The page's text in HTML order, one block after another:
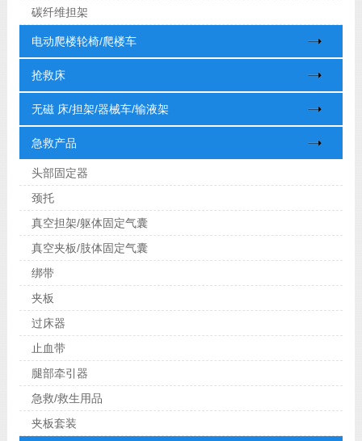
碳纤维担架
电动爬楼轮椅/爬楼车
抢救床
无磁 床/担架/器械车/输液架
急救产品
头部固定器
颈托
真空担架/躯体固定气囊
真空夹板/肢体固定气囊
绑带
夹板
过床器
止血带
腿部牵引器
急救/救生用品
夹板套装